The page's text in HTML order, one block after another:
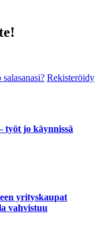
Rekisteröidy
työt jo käynnissä
yrityskaupat
vahvistuu